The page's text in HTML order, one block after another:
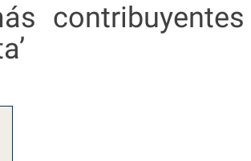
contribuyentes